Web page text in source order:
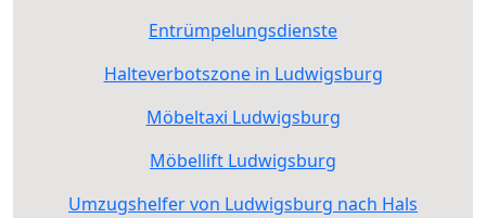
Entrümpelungsdienste
Halteverbotszone in Ludwigsburg
Möbeltaxi Ludwigsburg
Möbellift Ludwigsburg
Umzugshelfer von Ludwigsburg nach Hals